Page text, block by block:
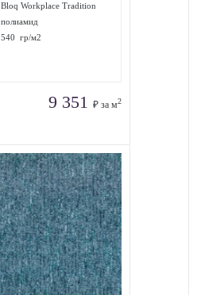
Bloq Workplace Tradition
Hexagon
полиамид
540 гр/м2
9 351 ₽ за м2